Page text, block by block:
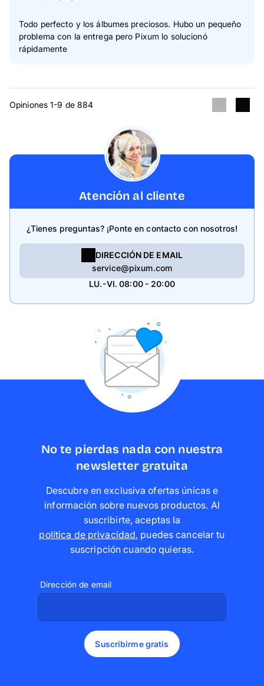
Todo perfecto y los álbumes preciosos. Hubo un pequeño
problema con la entrega pero Pixum lo solucionó
rápidamente
Opiniones 1-9 de 884
Atención al cliente
¿Tienes preguntas? ¡Ponte en contacto con nosotros!
DIRECCIÓN DE EMAIL
service@pixum.com
LU.-VI. 08:00 - 20:00
No te pierdas nada con nuestra
newsletter gratuita
Descubre en exclusiva ofertas únicas e
información sobre nuevos productos. Al
suscribirte, aceptas la
política de privacidad, puedes cancelar tu
suscripción cuando quieras.
Dirección de email
Suscribirme gratis